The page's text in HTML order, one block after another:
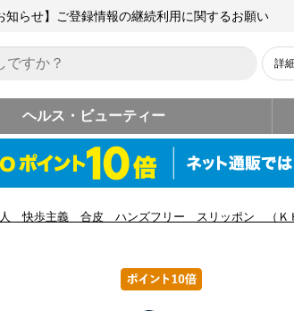
知らせ】ご登録情報の継続利用に関するお願い
詳
ヘルス・ビューティー
快歩主義 合皮 ハンズフリー スリッポン （Ｋ